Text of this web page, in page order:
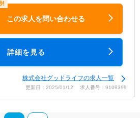
この求人を問い合わせる
詳細を見る
株式会社グッドライフの求人一覧
更新日：2025/01/12 求人番号：9109399